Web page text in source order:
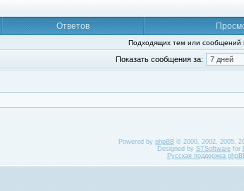
Ответов
Подходящих тем или сообщений
Показать сообщения за:
Powered by phpBB© 2000, 2002, 2005,
Designed by STSoftwarefor
Русская поддержка